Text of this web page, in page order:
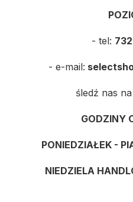
- tel:
- e-mail:
śledź nas na
GODZINY
PONIEDZIAŁEK -
NIEDZIELA